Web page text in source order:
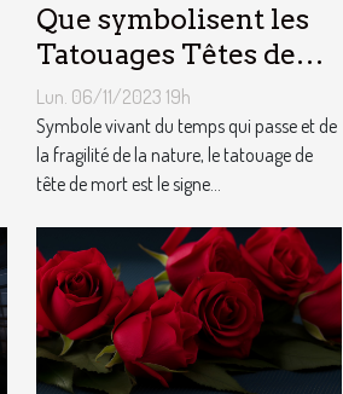
Que symbolisent les
Tatouages Têtes de
Mort ?
Lun. 06/11/2023 19h
Symbole vivant du temps qui passe et de
la fragilité de la nature, le tatouage de
tête de mort est le signe...